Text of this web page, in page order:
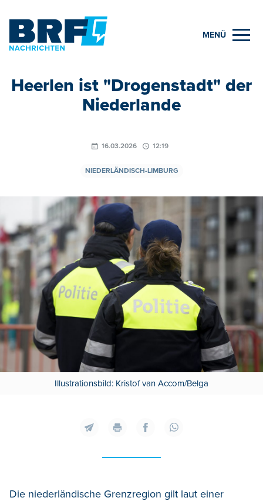
MENÜ
Heerlen ist "Drogenstadt" der
Niederlande
16.03.2026 12:19
NIEDERLÄNDISCH-LIMBURG
Illustrationsbild: Kristof van Accom/Belga
Die niederländische Grenzregion gilt laut einer